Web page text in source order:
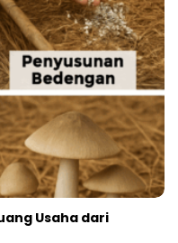
Usaha dari